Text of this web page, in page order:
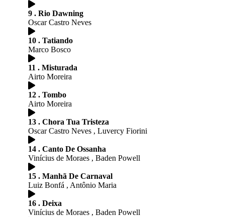
9 . Rio Dawning
Oscar Castro Neves
10 . Tatiando
Marco Bosco
11 . Misturada
Airto Moreira
12 . Tombo
Airto Moreira
13 . Chora Tua Tristeza
Oscar Castro Neves , Luvercy Fiorini
14 . Canto De Ossanha
Vinícius de Moraes , Baden Powell
15 . Manhã De Carnaval
Luiz Bonfá , Antônio Maria
16 . Deixa
Vinícius de Moraes , Baden Powell